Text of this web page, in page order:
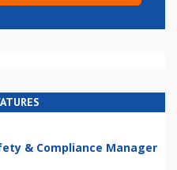
& Compliance Manager